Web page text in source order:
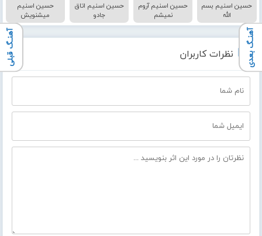
آهنـگ بعدی آهنـگ قبلی
حسین اسنیم بسم
الله
حسین اسنیم آروم
نمیشم
حسین اسنیم اتاق
جادو
حسین اسنیم
میشنویش
نظرات کاربران